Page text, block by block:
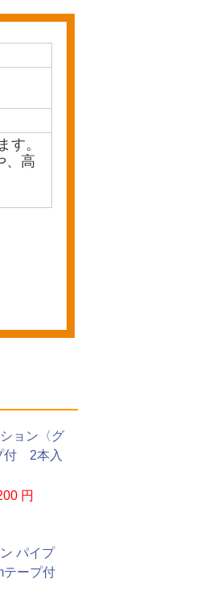
す。
、高
ョン〈グ
付 2本入
円
パイプ
テープ付